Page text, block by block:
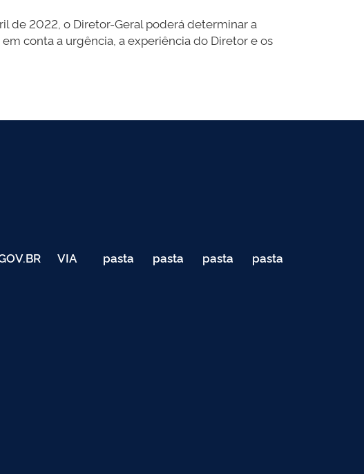
de 2022, o Diretor-Geral poderá determinar a
conta a urgência, a experiência do Diretor e os
VIA pasta
de
pasta
de
pasta
de
pasta
de